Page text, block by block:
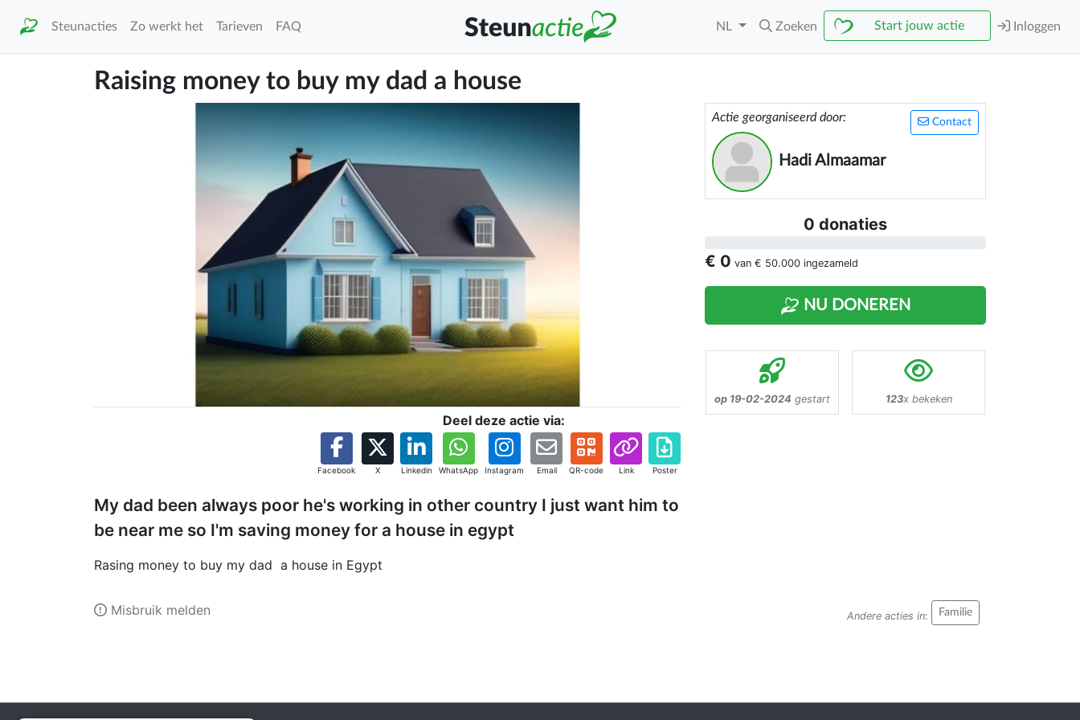
Steunacties Zo werkt het Tarieven FAQ NL Zoeken Start jouw actie Inloggen
Raising money to buy my dad a house
Deel deze actie via:
Facebook X Linkedin WhatsApp Instagram Email QR-code Link Poster
My dad been always poor he's working in other country I just want him to
be near me so I'm saving money for a house in egypt
Rasing money to buy my dad a house in Egypt
Contact
Actie georganiseerd door:
Hadi Almaamar
0 donaties
€ 0 van € 50.000 ingezameld
NU DONEREN
op 19-02-2024 gestart 123x bekeken
Andere acties in: Familie
Misbruik melden